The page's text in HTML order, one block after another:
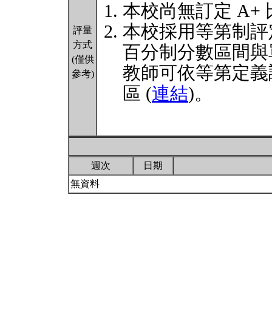
評量
方式
(僅供
參考)
本校尚無訂定 A+
本校採用等第制
百分制分數區間
教師可依等第定
區 (連結)。
週次
日期
無資料